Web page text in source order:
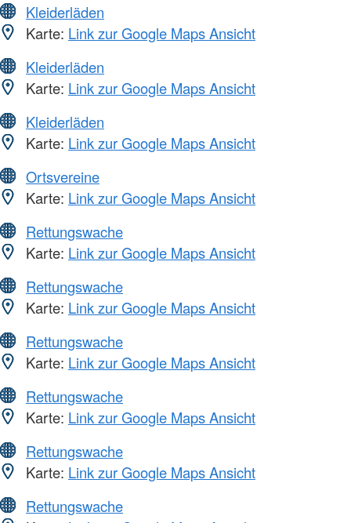
Kleiderläden
Karte: Link zur Google Maps Ansicht
Kleiderläden
Karte: Link zur Google Maps Ansicht
Kleiderläden
Karte: Link zur Google Maps Ansicht
Ortsvereine
Karte: Link zur Google Maps Ansicht
Rettungswache
Karte: Link zur Google Maps Ansicht
Rettungswache
Karte: Link zur Google Maps Ansicht
Rettungswache
Karte: Link zur Google Maps Ansicht
Rettungswache
Karte: Link zur Google Maps Ansicht
Rettungswache
Karte: Link zur Google Maps Ansicht
Rettungswache